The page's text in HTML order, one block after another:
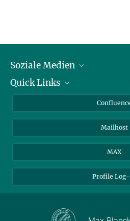
Soziale Medien
LinkedIn
Quick Links
Für Journalisten und
Ihr Weg zu uns
Mailhost
MAX
Profile